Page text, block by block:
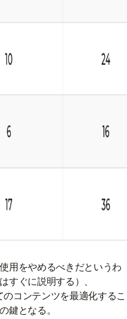
用をやめるべきだというわ
すぐに説明する）、
コンテンツを最適化するこ
鍵となる。